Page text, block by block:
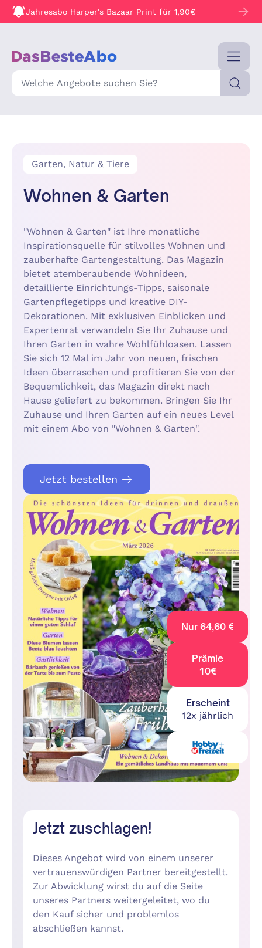
Jahresabo Harper's Bazaar Print für 1,90€
Suche
Garten, Natur & Tiere
Wohnen & Garten
"Wohnen & Garten" ist Ihre monatliche
Inspirationsquelle für stilvolles Wohnen und
zauberhafte Gartengestaltung. Das Magazin
bietet atemberaubende Wohnideen,
detaillierte Einrichtungs-Tipps, saisonale
Gartenpflegetipps und kreative DIY-
Dekorationen. Mit exklusiven Einblicken und
Expertenrat verwandeln Sie Ihr Zuhause und
Ihren Garten in wahre Wohlfühloasen. Lassen
Sie sich 12 Mal im Jahr von neuen, frischen
Ideen überraschen und profitieren Sie von der
Bequemlichkeit, das Magazin direkt nach
Hause geliefert zu bekommen. Bringen Sie Ihr
Zuhause und Ihren Garten auf ein neues Level
mit einem Abo von "Wohnen & Garten".
Jetzt bestellen
Nur 64,60 €
Prämie
10€
Erscheint
12x jährlich
Jetzt zuschlagen!
Dieses Angebot wird von einem unserer
vertrauenswürdigen Partner bereitgestellt.
Zur Abwicklung wirst du auf die Seite
unseres Partners weitergeleitet, wo du
den Kauf sicher und problemlos
abschließen kannst.